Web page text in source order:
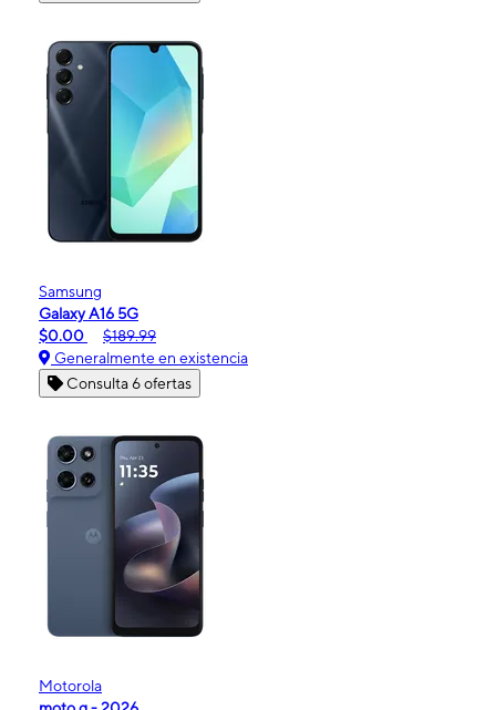
Samsung
Galaxy A16 5G
$0.00
$189.99
Generalmente en existencia
Consulta 6 ofertas
Motorola